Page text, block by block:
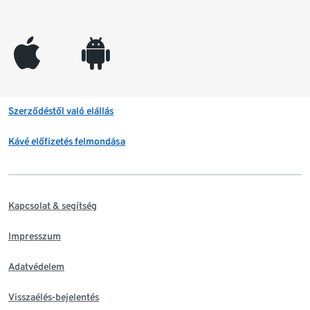
appleinc android
Szerződéstől való elállás
Kávé előfizetés felmondása
Kapcsolat & segítség
Impresszum
Adatvédelem
Visszaélés-bejelentés